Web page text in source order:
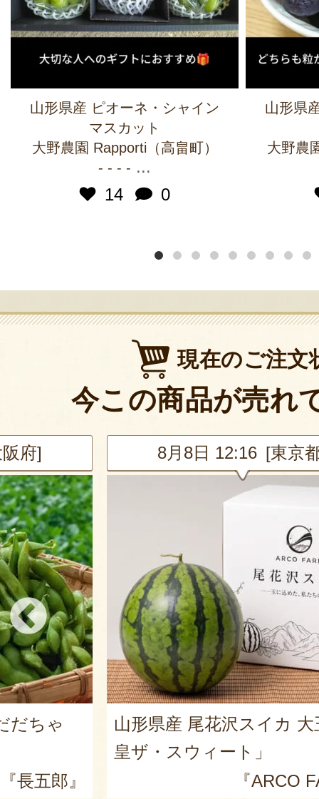
山形県産 ピオーネ・シャイン
マスカット
大野農園 Rapporti（高畠町）
- - - - ...
14
0
山形県
大野農
現在のご注文
今この商品が売れ
都]
玉「羅
FARM』
8月8日 12:15 [山形
山形県産 庄内砂丘メロン
『小林直太